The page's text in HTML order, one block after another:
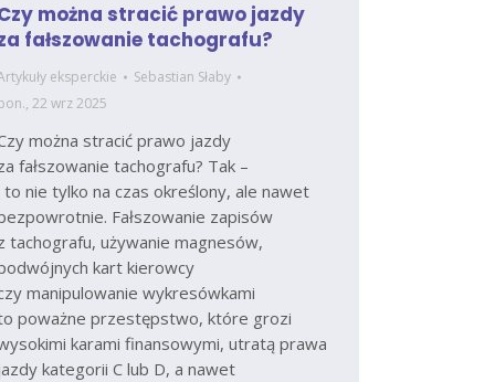
można stracić prawo jazdy
fałszowanie tachografu?
eksperckie
Sebastian Słaby
22 wrz 2025
można stracić prawo jazdy
fałszowanie tachografu? Tak –
to nie tylko na czas określony, ale nawet
Fałszowanie zapisów
tachografu, używanie magnesów,
kart kierowcy
manipulowanie wykresówkami
poważne przestępstwo, które grozi
karami finansowymi, utratą prawa
kategorii C lub D, a nawet